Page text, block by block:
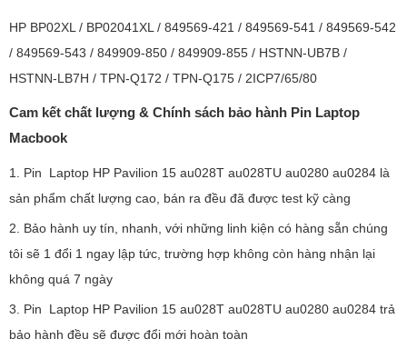
HP BP02XL / BP02041XL / 849569-421 / 849569-541 / 849569-542
/ 849569-543 / 849909-850 / 849909-855 / HSTNN-UB7B /
HSTNN-LB7H / TPN-Q172 / TPN-Q175 / 2ICP7/65/80
Cam kết chất lượng & Chính sách bảo hành Pin Laptop
Macbook
1. Pin Laptop HP Pavilion 15 au028T au028TU au0280 au0284 là
sản phẩm chất lượng cao, bán ra đều đã được test kỹ càng
2. Bảo hành uy tín, nhanh, với những linh kiện có hàng sẵn chúng
tôi sẽ 1 đổi 1 ngay lập tức, trường hợp không còn hàng nhận lại
không quá 7 ngày
3. Pin Laptop HP Pavilion 15 au028T au028TU au0280 au0284 trả
bảo hành đều sẽ được đổi mới hoàn toàn